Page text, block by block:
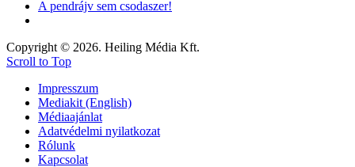
A pendrájv sem csodaszer!
Copyright © 2026. Heiling Média Kft.
Scroll to Top
Impresszum
Mediakit (English)
Médiaajánlat
Adatvédelmi nyilatkozat
Rólunk
Kapcsolat